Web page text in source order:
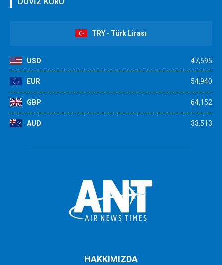
TRY - Türk Lirası
USD 47,595
EUR 54,940
GBP 64,152
AUD 33,513
HAKKIMIZDA